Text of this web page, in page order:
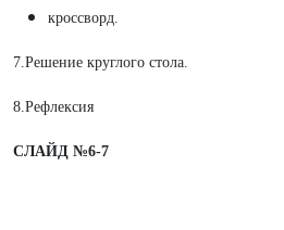
кроссворд.
7.Решение круглого стола.
8.Рефлексия
СЛАЙД №6-7